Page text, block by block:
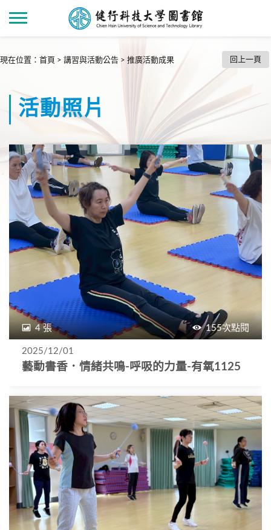
現在位置 ： 首頁 > 講習與活動公告 > 推廣活動成果 回上一頁
活動照片
4 張 155次點閱
2025/12/01
藝動書香．情緒共鳴-呼吸的力量-有氧1125